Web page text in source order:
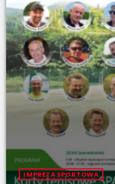
IMPREZA SPORTOWA